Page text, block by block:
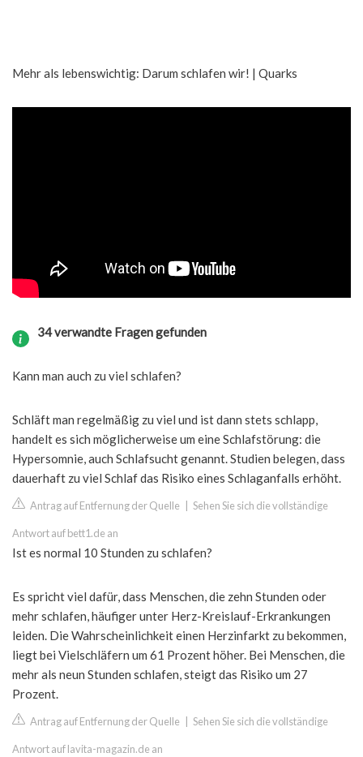
Mehr als lebenswichtig: Darum schlafen wir! | Quarks
34 verwandte Fragen gefunden
Kann man auch zu viel schlafen?
Schläft man regelmäßig zu viel und ist dann stets schlapp,
handelt es sich möglicherweise um eine Schlafstörung: die
Hypersomnie, auch Schlafsucht genannt. Studien belegen, dass
dauerhaft zu viel Schlaf das Risiko eines Schlaganfalls erhöht.
Antrag auf Entfernung der Quelle Sehen Sie sich die vollständige
Antwort auf bett1.de an
Ist es normal 10 Stunden zu schlafen?
Es spricht viel dafür, dass Menschen, die zehn Stunden oder
mehr schlafen, häufiger unter Herz-Kreislauf-Erkrankungen
leiden. Die Wahrscheinlichkeit einen Herzinfarkt zu bekommen,
liegt bei Vielschläfern um 61 Prozent höher. Bei Menschen, die
mehr als neun Stunden schlafen, steigt das Risiko um 27
Prozent.
Antrag auf Entfernung der Quelle Sehen Sie sich die vollständige
Antwort auf lavita-magazin.de an